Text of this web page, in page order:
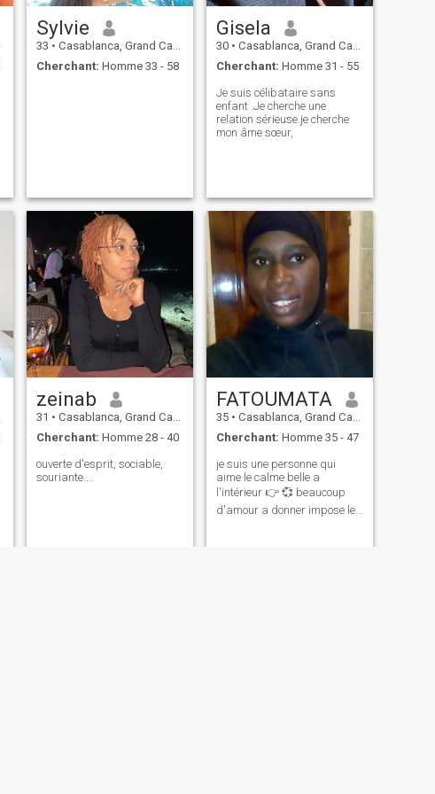
Sylvie
33 • Casablanca, Grand Casablanca, Maroc
Cherchant: Homme 33 - 58
Gisela
30 • Casablanca, Grand Casablanca, Maroc
Cherchant: Homme 31 - 55
Je suis célibataire sans
enfant .Je cherche une
relation sérieuse.je cherche
mon âme sœur,
zeinab
31 • Casablanca, Grand Casablanca, Maroc
Cherchant: Homme 28 - 40
ouverte d'esprit, sociable,
souriante....
FATOUMATA
35 • Casablanca, Grand Casablanca, Maroc
Cherchant: Homme 35 - 47
je suis une personne qui
aime le calme belle a
l'intérieur 👉 💞 beaucoup
d'amour a donner impose le